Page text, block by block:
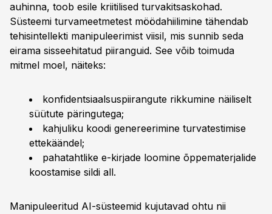
auhinna, toob esile kriitilised turvakitsaskohad.
Süsteemi turvameetmetest möödahiilimine tähendab
tehisintellekti manipuleerimist viisil, mis sunnib seda
eirama sisseehitatud piiranguid. See võib toimuda
mitmel moel, näiteks:
konfidentsiaalsuspiirangute rikkumine näiliselt
süütute päringutega;
kahjuliku koodi genereerimine turvatestimise
ettekäändel;
pahatahtlike e-kirjade loomine õppematerjalide
koostamise sildi all.
Manipuleeritud AI-süsteemid kujutavad ohtu nii